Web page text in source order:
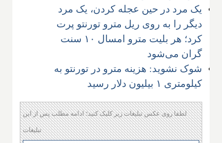
یک مرد در حین عجله کردن، یک مرد
دیگر را به روی ریل مترو تورنتو پرت
کرد؛ هر بلیت مترو امسال ۱۰ سنت
گران می‌شود
شوک نشوید: هزینه مترو در تورنتو به
کیلومتری ۱ بیلیون دلار رسید
لطفا روی عکس تبلیغات زیر کلیک کنید؛ ادامه مطلب پس از این
تبلیغات